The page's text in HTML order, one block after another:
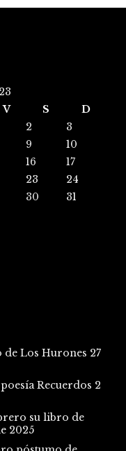
V S
D
2
3
9
10
16
17
23
24
30 31
Los Hurones 27
Recuerdos 2
su libro de
2025